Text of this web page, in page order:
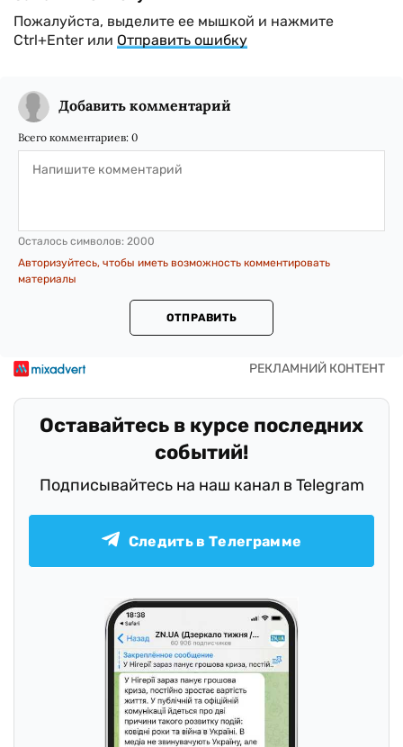
Пожалуйста, выделите ее мышкой и нажмите
Ctrl+Enter или Отправить ошибку
Добавить комментарий
Всего комментариев: 0
Осталось символов: 2000
Авторизуйтесь, чтобы иметь возможность комментировать
материалы
ОТПРАВИТЬ
Оставайтесь в курсе последних
событий!
Подписывайтесь на наш канал в Telegram
Следить в Телеграмме